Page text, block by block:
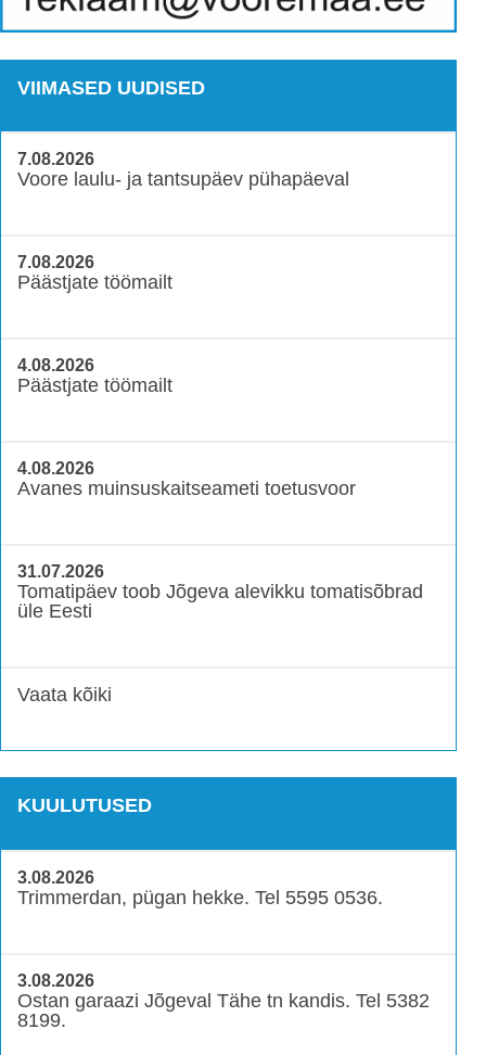
VIIMASED UUDISED
7.08.2026
Voore laulu- ja tantsupäev pühapäeval
7.08.2026
Päästjate töömailt
4.08.2026
Päästjate töömailt
4.08.2026
Avanes muinsuskaitseameti toetusvoor
31.07.2026
Tomatipäev toob Jõgeva alevikku tomatisõbrad
üle Eesti
Vaata kõiki
KUULUTUSED
3.08.2026
Trimmerdan, pügan hekke. Tel 5595 0536.
3.08.2026
Ostan garaazi Jõgeval Tähe tn kandis. Tel 5382
8199.